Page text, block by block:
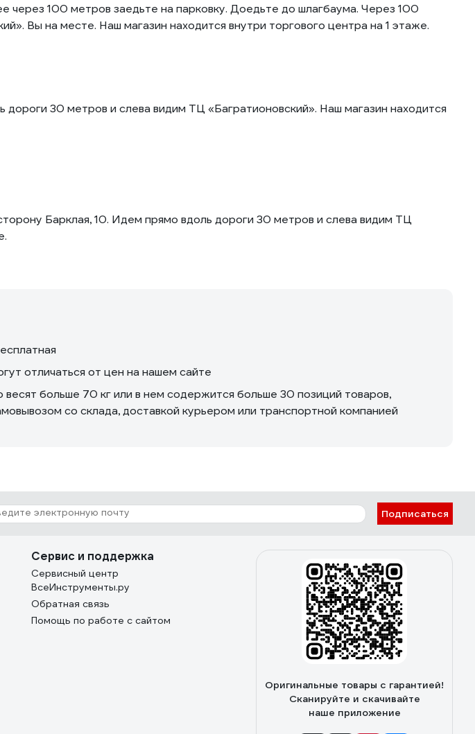
100 метров заедьте на парковку. Доедьте до шлагбаума. Через 100
Вы на месте. Наш магазин находится внутри торгового центра на 1 этаже.
30 метров и слева видим ТЦ «Багратионовский». Наш магазин находится
Барклая, 10. Идем прямо вдоль дороги 30 метров и слева видим ТЦ
отличаться от цен на нашем сайте
весят больше 70 кг или в нем содержится больше 30 позиций товаров,
со склада, доставкой курьером или транспортной компанией
Подписаться
Сервис и поддержка
Сервисный центр
ВсеИнструменты.ру
Обратная связь
Помощь по работе с сайтом
Оригинальные товары с гарантией!
Сканируйте и скачивайте
наше приложение